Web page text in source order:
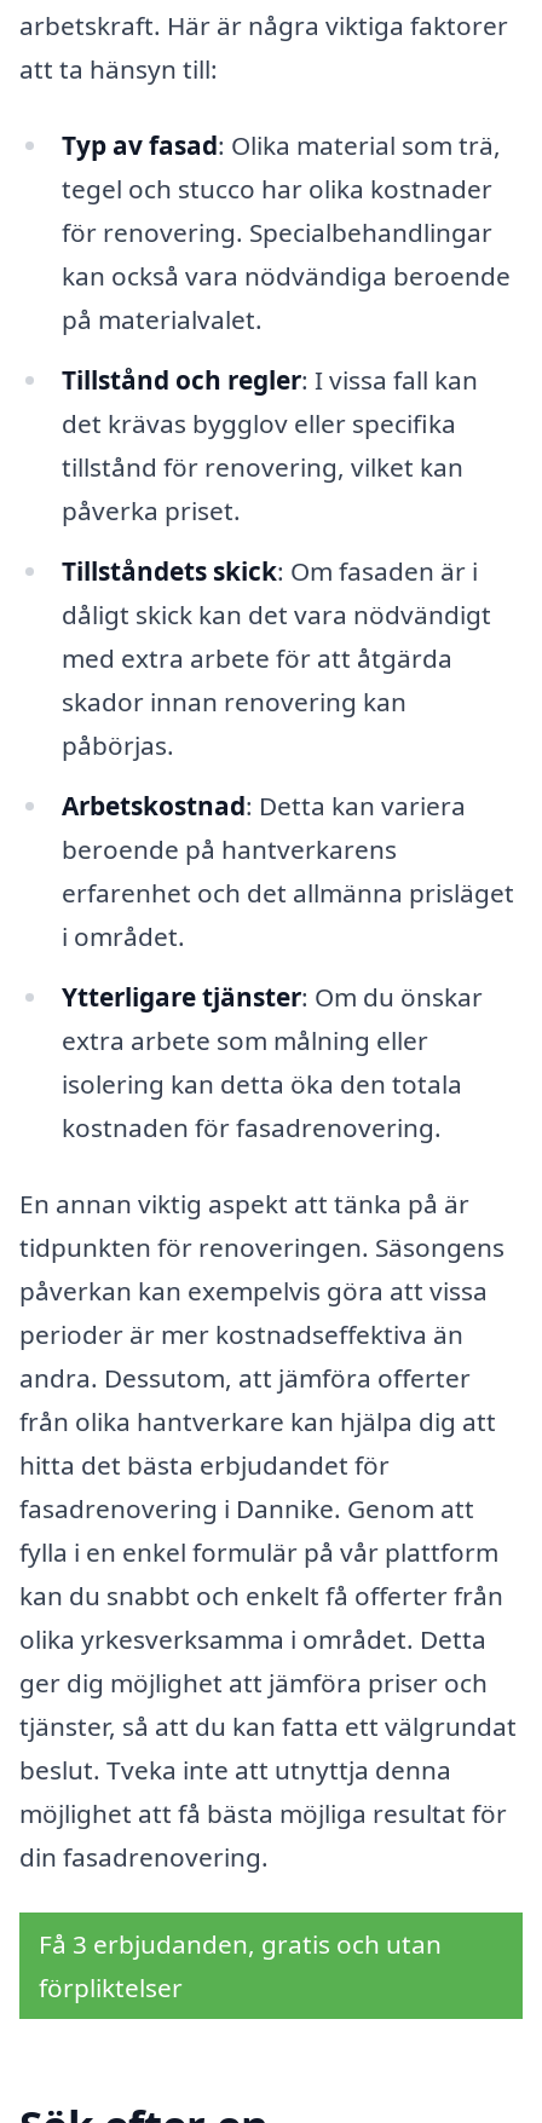
arbetskraft. Här är några viktiga faktorer
att ta hänsyn till:
Typ av fasad: Olika material som trä,
tegel och stucco har olika kostnader
för renovering. Specialbehandlingar
kan också vara nödvändiga beroende
på materialvalet.
Tillstånd och regler: I vissa fall kan
det krävas bygglov eller specifika
tillstånd för renovering, vilket kan
påverka priset.
Tillståndets skick: Om fasaden är i
dåligt skick kan det vara nödvändigt
med extra arbete för att åtgärda
skador innan renovering kan
påbörjas.
Arbetskostnad: Detta kan variera
beroende på hantverkarens
erfarenhet och det allmänna prisläget
i området.
Ytterligare tjänster: Om du önskar
extra arbete som målning eller
isolering kan detta öka den totala
kostnaden för fasadrenovering.
En annan viktig aspekt att tänka på är
tidpunkten för renoveringen. Säsongens
påverkan kan exempelvis göra att vissa
perioder är mer kostnadseffektiva än
andra. Dessutom, att jämföra offerter
från olika hantverkare kan hjälpa dig att
hitta det bästa erbjudandet för
fasadrenovering i Dannike. Genom att
fylla i en enkel formulär på vår plattform
kan du snabbt och enkelt få offerter från
olika yrkesverksamma i området. Detta
ger dig möjlighet att jämföra priser och
tjänster, så att du kan fatta ett välgrundat
beslut. Tveka inte att utnyttja denna
möjlighet att få bästa möjliga resultat för
din fasadrenovering.
Få 3 erbjudanden, gratis och utan
förpliktelser